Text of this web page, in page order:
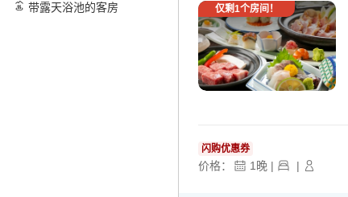
带露天浴池的客房 仅剩1个房间！
闪购优惠券
价格： 1晚 | |